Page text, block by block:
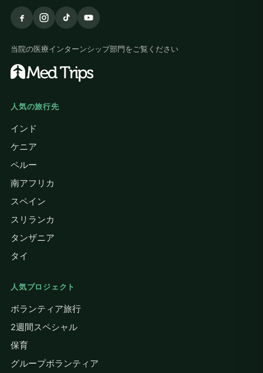
当院の医療インターンシップ部門をご覧ください
人気の旅行先
インド
ケニア
ペルー
南アフリカ
スペイン
スリランカ
タンザニア
タイ
人気プロジェクト
ボランティア旅行
2週間スペシャル
保育
グループボランティア